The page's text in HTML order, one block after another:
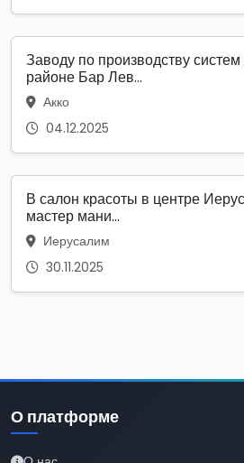
Заводу по производству систем
районе Бар Лев...
Акко
04.12.2025
В салон красоты в центре
мастер мани...
Иерусалим
30.11.2025
О платформе